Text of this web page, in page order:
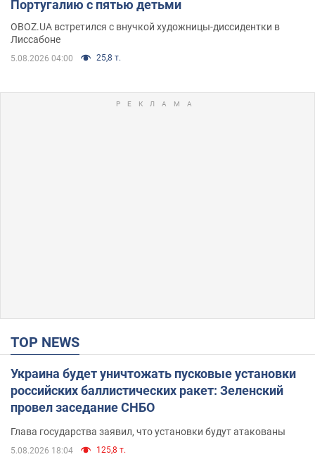
Португалию с пятью детьми
OBOZ.UA встретился с внучкой художницы-диссидентки в
Лиссабоне
5.08.2026 04:00 25,8 т.
TOP NEWS
Украина будет уничтожать пусковые установки
российских баллистических ракет: Зеленский
провел заседание СНБО
Глава государства заявил, что установки будут атакованы
5.08.2026 18:04 125,8 т.